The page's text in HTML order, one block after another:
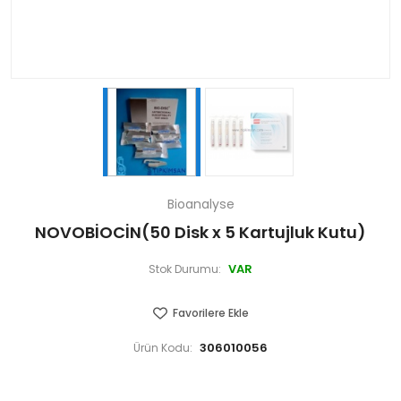
Bioanalyse
NOVOBİOCİN(50 Disk x 5 Kartujluk Kutu)
Stok Durumu: VAR
Favorilere Ekle
Ürün Kodu: 306010056